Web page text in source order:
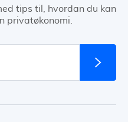
tips til, hvordan du kan
privatøkonomi.